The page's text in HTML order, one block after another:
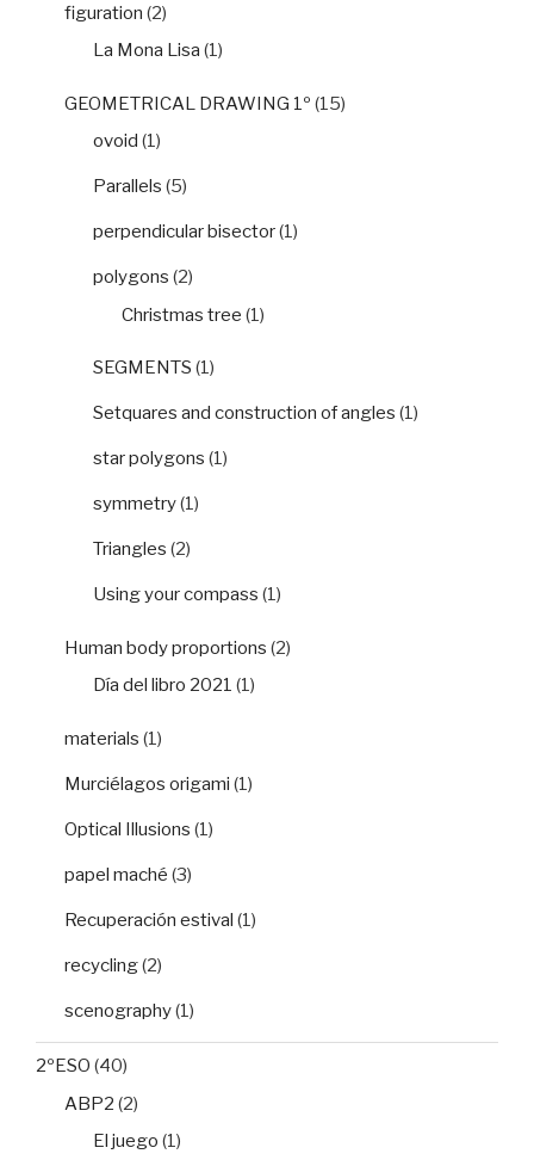
figuration (2)
La Mona Lisa (1)
GEOMETRICAL DRAWING 1º (15)
ovoid (1)
Parallels (5)
perpendicular bisector(1)
polygons (2)
Christmas tree (1)
SEGMENTS (1)
Setquares and construction of angles (1)
star polygons (1)
symmetry(1)
Triangles (2)
Using your compass (1)
Human body proportions (2)
Día del libro 2021 (1)
materials (1)
Murciélagos origami (1)
Optical Illusions (1)
papel maché (3)
Recuperación estival (1)
recycling(2)
scenography(1)
2ºESO (40)
ABP2 (2)
El juego (1)